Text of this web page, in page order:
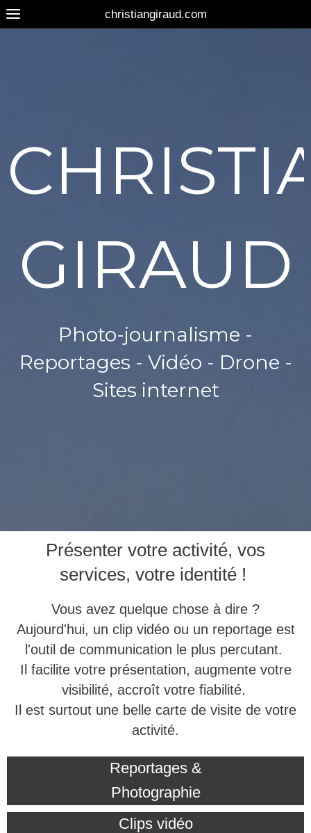
christiangiraud.com
GIRAUD
Photo-journalisme -
Reportages - Vidéo - Drone -
Sites internet
Présenter votre activité, vos
services, votre identité !
Vous avez quelque chose à dire ?
Aujourd'hui, un clip vidéo ou un reportage est
l'outil de communication le plus percutant.
Il facilite votre présentation, augmente votre
visibilité, accroît votre fiabilité.
Il est surtout une belle carte de visite de votre
activité.
Reportages &
Photographie
Clips vidéo